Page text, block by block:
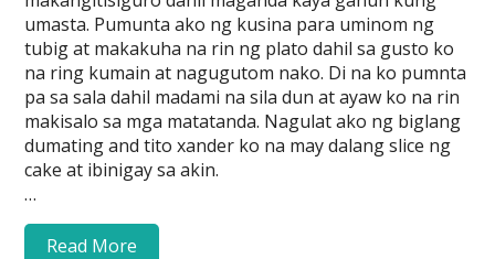
umasta. Pumunta ako ng kusina para uminom ng
tubig at makakuha na rin ng plato dahil sa gusto ko
na ring kumain at nagugutom nako. Di na ko pumnta
pa sa sala dahil madami na sila dun at ayaw ko na rin
makisalo sa mga matatanda. Nagulat ako ng biglang
dumating and tito xander ko na may dalang slice ng
cake at ibinigay sa akin.
…
Read More